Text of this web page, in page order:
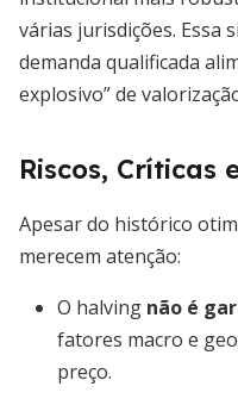
várias jurisdições. Essa
demanda qualificada
explosivo” de
Riscos, Críticas
Apesar do histórico
merecem atenção:
O halving não é
fatores macro e
preço.